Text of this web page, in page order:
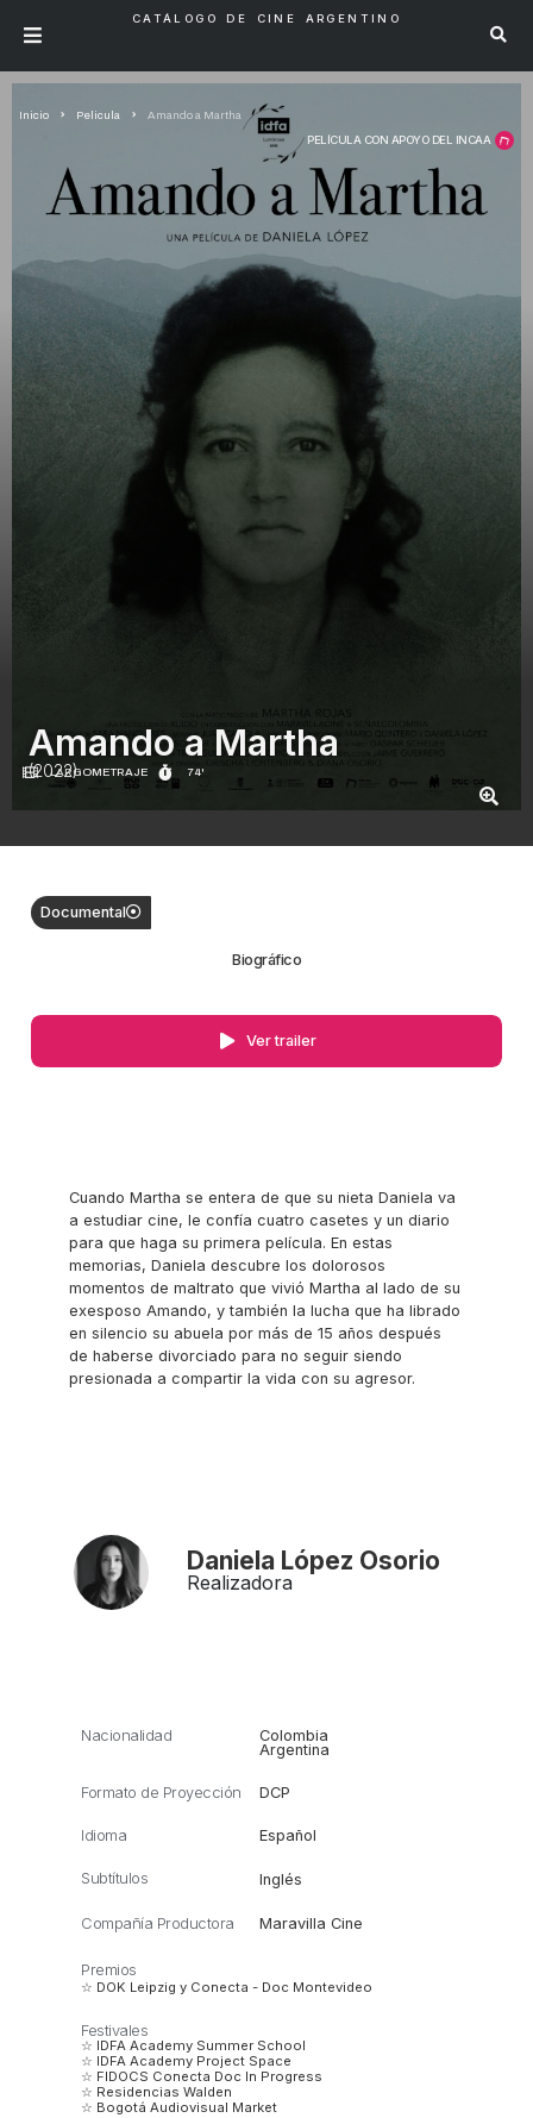
CATÁLOGO DE CINE ARGENTINO
PELÍCULA CON APOYO DEL INCAA
Inicio Pelicula Amando a Martha
LARGOMETRAJE 74'
Amando a Martha
(2022)
Documental
Biográfico
Ver trailer
Cuando Martha se entera de que su nieta Daniela va
a estudiar cine, le confía cuatro casetes y un diario
para que haga su primera película. En estas
memorias, Daniela descubre los dolorosos
momentos de maltrato que vivió Martha al lado de su
exesposo Amando, y también la lucha que ha librado
en silencio su abuela por más de 15 años después
de haberse divorciado para no seguir siendo
presionada a compartir la vida con su agresor.
Daniela López Osorio
Realizadora
Nacionalidad
Colombia
Argentina
Formato de Proyección DCP
Idioma Español
Subtítulos Inglés
Compañía Productora Maravilla Cine
Premios
☆ DOK Leipzig y Conecta - Doc Montevideo
Festivales
☆ IDFA Academy Summer School
☆ IDFA Academy Project Space
☆ FIDOCS Conecta Doc In Progress
☆ Residencias Walden
☆ Bogotá Audiovisual Market